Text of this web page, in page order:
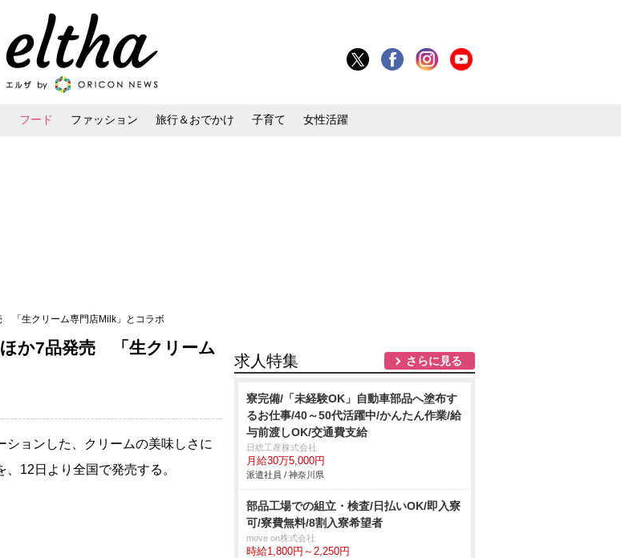
フード ファッション 旅行＆おでかけ 子育て 女性活躍
「生クリーム専門店Milk」とコラボ
か7品発売 「生クリーム
ョンした、クリームの美味しさに
12日より全国で発売する。
求人特集 さらに見る
寮完備/「未経験OK」自動車部品へ塗布す
るお仕事/40～50代活躍中/かんたん作業/給
与前渡しOK/交通費支給
日総工産株式会社
月給30万5,000円
派遣社員 / 神奈川県
部品工場での組立・検査/日払いOK/即入寮
可/寮費無料/8割入寮希望者
move on株式会社
時給1,800円～2,250円